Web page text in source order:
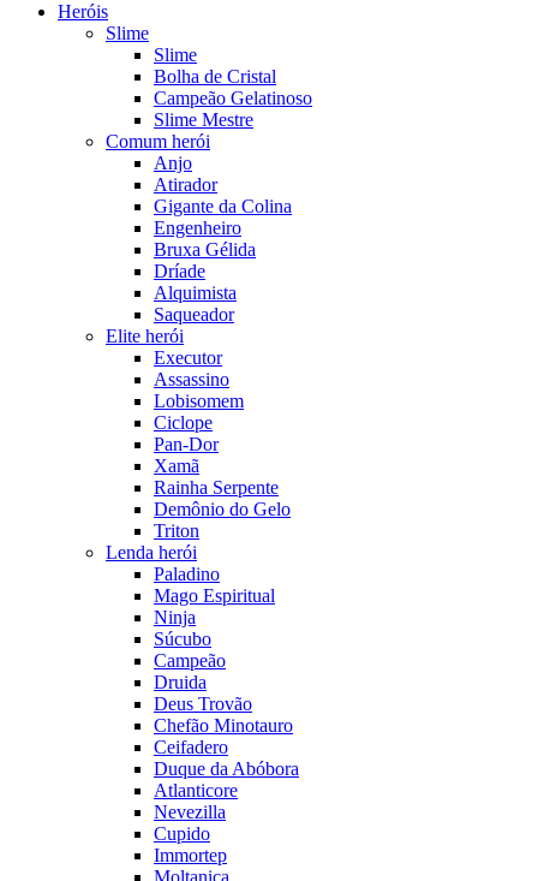
Heróis
Slime
Slime
Bolha de Cristal
Campeão Gelatinoso
Slime Mestre
Comum herói
Anjo
Atirador
Gigante da Colina
Engenheiro
Bruxa Gélida
Dríade
Alquimista
Saqueador
Elite herói
Executor
Assassino
Lobisomem
Ciclope
Pan-Dor
Xamã
Rainha Serpente
Demônio do Gelo
Triton
Lenda herói
Paladino
Mago Espiritual
Ninja
Súcubo
Campeão
Druida
Deus Trovão
Chefão Minotauro
Ceifadero
Duque da Abóbora
Atlanticore
Nevezilla
Cupido
Immortep